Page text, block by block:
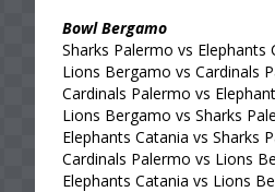
Bowl Bergamo
Sharks Palermo vs Elephants
Lions Bergamo vs Cardinals
Cardinals Palermo vs
Lions Bergamo vs Sharks
Elephants Catania vs Sharks
Cardinals Palermo vs Lions
Elephants Catania vs Lions